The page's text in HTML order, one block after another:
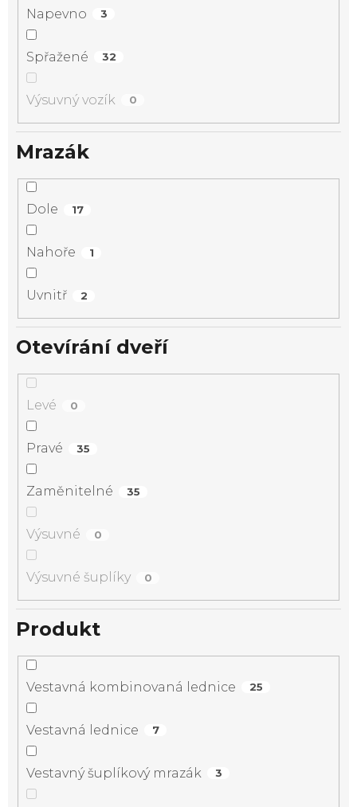
Napevno 3
Spřažené 32
Výsuvný vozík 0
Mrazák
Dole 17
Nahoře 1
Uvnitř 2
Otevírání dveří
Levé 0
Pravé 35
Zaměnitelné 35
Výsuvné 0
Výsuvné šuplíky 0
Produkt
Vestavná kombinovaná lednice 25
Vestavná lednice 7
Vestavný šuplíkový mrazák 3